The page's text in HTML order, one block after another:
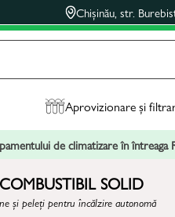
Chișinău, str.
Aprovizionare și
de climatizare în întreaga
SOLID
și peleți pentru încălzire autonomă